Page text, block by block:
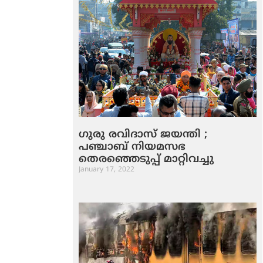
ഗുരു രവിദാസ് ജയന്തി ;
പഞ്ചാബ് നിയമസഭ
തെരഞ്ഞെടുപ്പ് മാറ്റിവച്ചു
January 17, 2022